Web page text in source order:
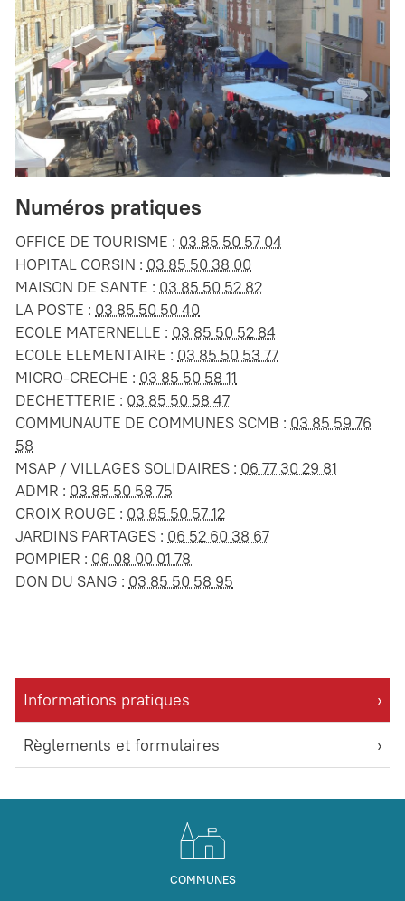
Informations pratiques
Règlements et formulaires
Numéros pratiques
OFFICE DE TOURISME : 03 85 50 57 04
HOPITAL CORSIN : 03 85 50 38 00
MAISON DE SANTE : 03 85 50 52 82
LA POSTE : 03 85 50 50 40
ECOLE MATERNELLE : 03 85 50 52 84
ECOLE ELEMENTAIRE : 03 85 50 53 77
MICRO-CRECHE : 03 85 50 58 11
DECHETTERIE : 03 85 50 58 47
COMMUNAUTE DE COMMUNES SCMB : 03 85 59 76
58
MSAP / VILLAGES SOLIDAIRES : 06 77 30 29 81
ADMR : 03 85 50 58 75
CROIX ROUGE : 03 85 50 57 12
JARDINS PARTAGES : 06 52 60 38 67
POMPIER : 06 08 00 01 78
DON DU SANG : 03 85 50 58 95
COMMUNES